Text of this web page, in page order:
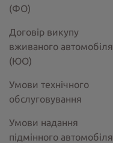
(ФО)
Договір викупу
вживаного автомобіля
(ЮО)
Умови технічного
обслуговування
Умови надання
підмінного автомобіля